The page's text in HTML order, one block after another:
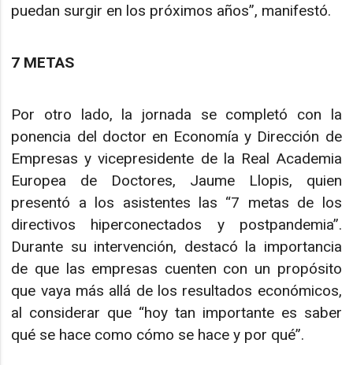
puedan surgir en los próximos años”, manifestó.
7 METAS
Por otro lado, la jornada se completó con la
ponencia del doctor en Economía y Dirección de
Empresas y vicepresidente de la Real Academia
Europea de Doctores, Jaume Llopis, quien
presentó a los asistentes las “7 metas de los
directivos hiperconectados y postpandemia”.
Durante su intervención, destacó la importancia
de que las empresas cuenten con un propósito
que vaya más allá de los resultados económicos,
al considerar que “hoy tan importante es saber
qué se hace como cómo se hace y por qué”.